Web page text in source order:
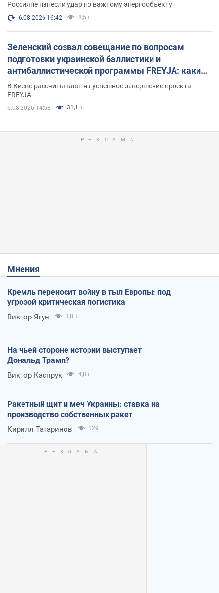
Россияне нанесли удар по важному энергообъекту
6.08.2026 16:42 8,5 т.
Зеленский созвал совещание по вопросам
подготовки украинской баллистики и
антибаллистической программы FREYJA: какие
решения готовятся
В Киеве рассчитывают на успешное завершение проекта
FREYJA
6.08.2026 14:58 31,1 т.
Мнения
Кремль переносит войну в тыл Европы: под
угрозой критическая логистика
Виктор Ягун 3,8 т.
На чьей стороне истории выступает
Дональд Трамп?
Виктор Каспрук 4,8 т.
Ракетный щит и меч Украины: ставка на
производство собственных ракет
Кирилл Татаринов 129